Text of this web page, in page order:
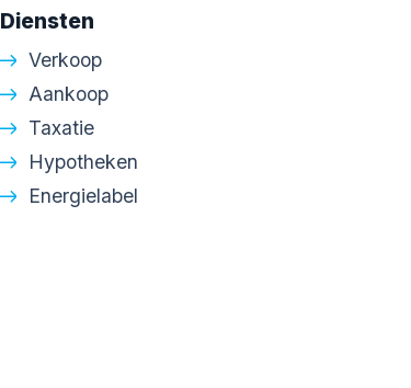
Diensten
Verkoop
Aankoop
Taxatie
Hypotheken
Energielabel